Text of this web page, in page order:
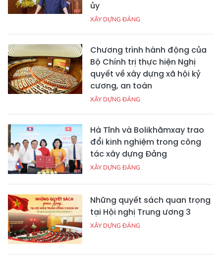
ủy
XÂY DỰNG ĐẢNG
Chương trình hành động của
Bộ Chính trị thực hiện Nghị
quyết về xây dựng xã hội kỷ
cương, an toàn
XÂY DỰNG ĐẢNG
Hà Tĩnh và Bolikhămxay trao
đổi kinh nghiệm trong công
tác xây dựng Đảng
XÂY DỰNG ĐẢNG
Những quyết sách quan trọng
tại Hội nghị Trung ương 3
XÂY DỰNG ĐẢNG